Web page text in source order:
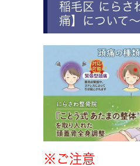
稲毛区 にら
痛】について
※ご注意